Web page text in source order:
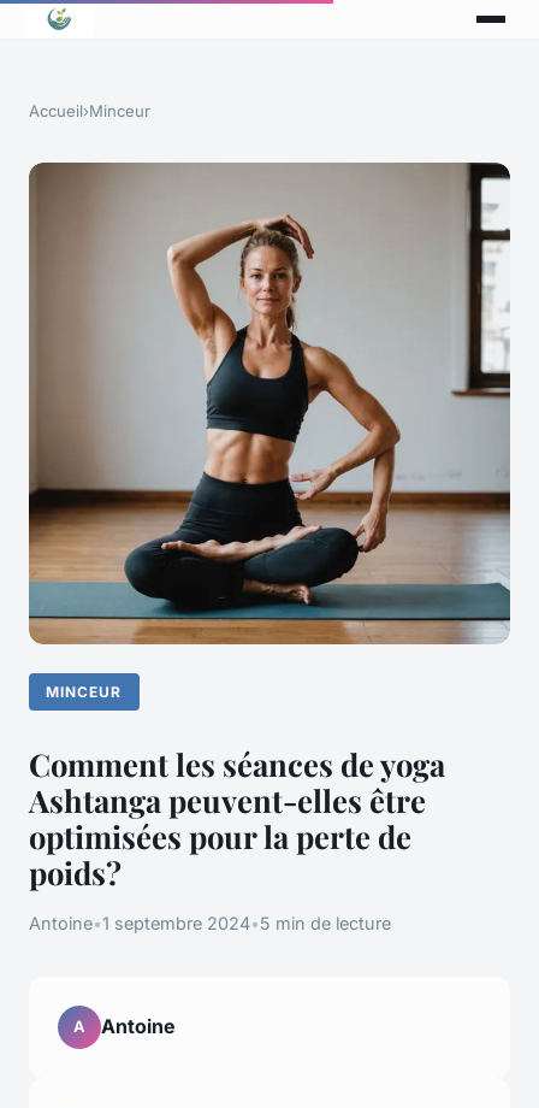
Accueil›Minceur
MINCEUR
Comment les séances de yoga
Ashtanga peuvent-elles être
optimisées pour la perte de
poids?
Antoine•1 septembre 2024•5 min de lecture
A Antoine